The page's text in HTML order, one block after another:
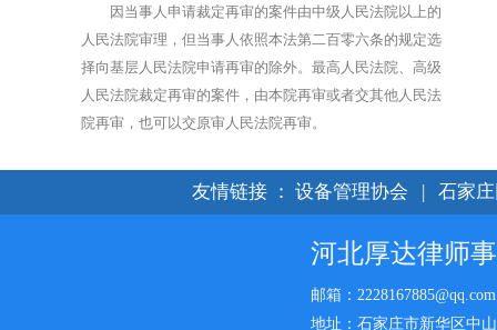
因当事人申请裁定再审的案件由中级人民法院以上的
人民法院审理，但当事人依照本法第二百零六条的规定选
择向基层人民法院申请再审的除外。最高人民法院、高级
人民法院裁定再审的案件，由本院再审或者交其他人民法
院再审，也可以交原审人民法院再审。
友情链接 ： 设备管理协会 | 石家
河北厚达律师
邮箱：2228167885@qq.com
地址：石家庄市新华区中